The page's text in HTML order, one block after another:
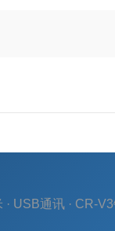
USB通讯 · CR-